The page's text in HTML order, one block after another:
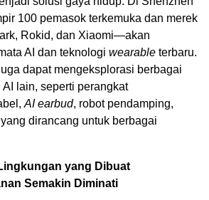
100 pemasok terkemuka dan merek
Rokid, dan Xiaomi—akan
AI dan teknologi wearable terbaru.
dapat mengeksplorasi berbagai
lain, seperti perangkat
AI earbud, robot pendamping,
dirancang untuk berbagai
yang Dibuat
Semakin Diminati